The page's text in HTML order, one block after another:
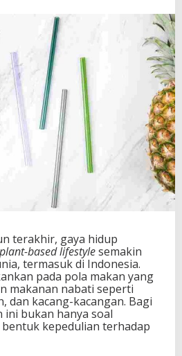
terakhir, gaya hidup
plant-based lifestylesemakin
termasuk di Indonesia.
pada pola makan yang
makanan nabati seperti
dan kacang-kacangan. Bagi
bukan hanya soal
kepedulian terhadap